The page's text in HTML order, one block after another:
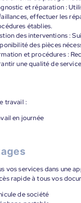
et réparation :
effectuer les
établies.
des interventions :
des pièces
et procédures :
une qualité de
travail :
en journée
vos services dans une
rapide à tous vos
de société